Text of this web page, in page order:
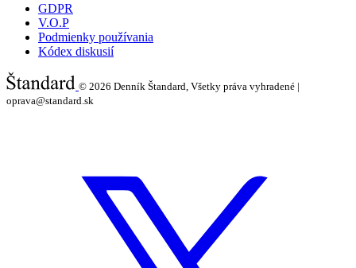
GDPR
V.O.P
Podmienky používania
Kódex diskusií
© 2026 Denník Štandard, Všetky práva vyhradené |
oprava@standard.sk